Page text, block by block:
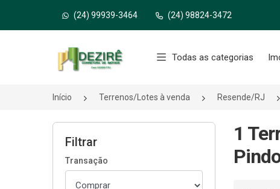
(24) 99939-3464 (24) 98824-3472
Página inicial
Todas as categorias
Início Terrenos/Lotes à venda Resende/RJ
Filtrar
Transação
1